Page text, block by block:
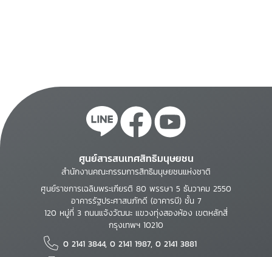
ศูนย์สารสนเทศสิทธิมนุษยชน
สำนักงานคณะกรรมการสิทธิมนุษยชนแห่งชาติ
ศูนย์ราชการเฉลิมพระเกียรติ 80 พรรษา 5 ธันวาคม 2550
อาคารรัฐประศาสนภักดี (อาคารบี) ชั้น 7
120 หมู่ที่ 3 ถนนแจ้งวัฒนะ แขวงทุ่งสองห้อง เขตหลักสี่
กรุงเทพฯ 10210
0 2141 3844, 0 2141 1987, 0 2141 3881